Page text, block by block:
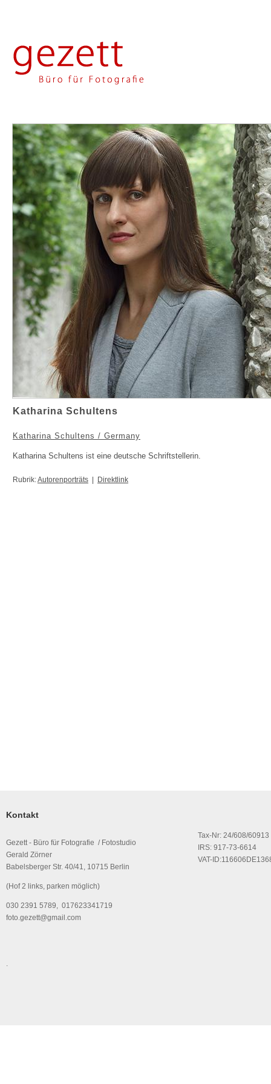
Katharina Schultens
Katharina Schultens / Germany
Katharina Schultens ist eine deutsche Schriftstellerin.
Rubrik:Autorenporträts Direktlink
Kontakt
Gezett - Büro für Fotografie / Fotostudio
Gerald Zörner
Babelsberger Str. 40/41, 10715 Berlin
(Hof 2 links, parken möglich)
030 2391 5789, 017623341719
foto.gezett@gmail.com
Tax-Nr: 24/608/60913
IRS: 917-73-6614
VAT-
.